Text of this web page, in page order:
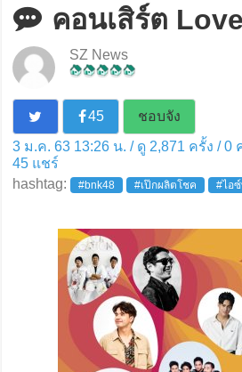
คอนเสิร์ต
SZ News
45
ชอบจัง
3 ม.ค. 63 13:26 น. / ดู 2,871 ครั้ง / 0
45แชร์
hashtag:
#bnk48 #เป๊กผลิตโชค #ไอ